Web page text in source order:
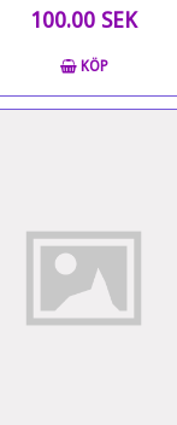
100.00 SEK
KÖP